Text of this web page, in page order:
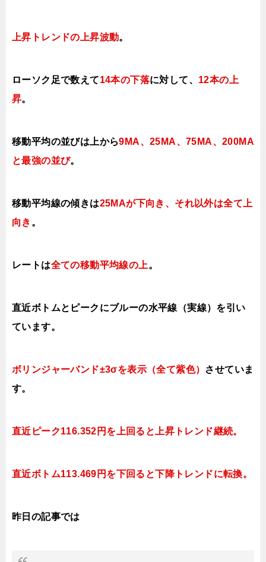
上昇トレンドの上昇波動。
ローソク足で数えて14本の下落に対して、 12本の上
昇。
移動平均の並びは上から9MA、25MA、75MA、200MA
と最強の並び。
移動平均線の傾きは25MAが下向き、それ以外は全て上
向き 。
レートは全ての移動平均線の上。
直近ボトムとピークにブルーの水平線（実線）を引い
ています。
ボリンジャーバンド±3σを表示（全て紫色） させていま
す。
直近ピーク116.352円を上回ると上昇トレンド継続。
直近ボトム113.469円を下回ると下降トレンドに転換。
昨日の記事では